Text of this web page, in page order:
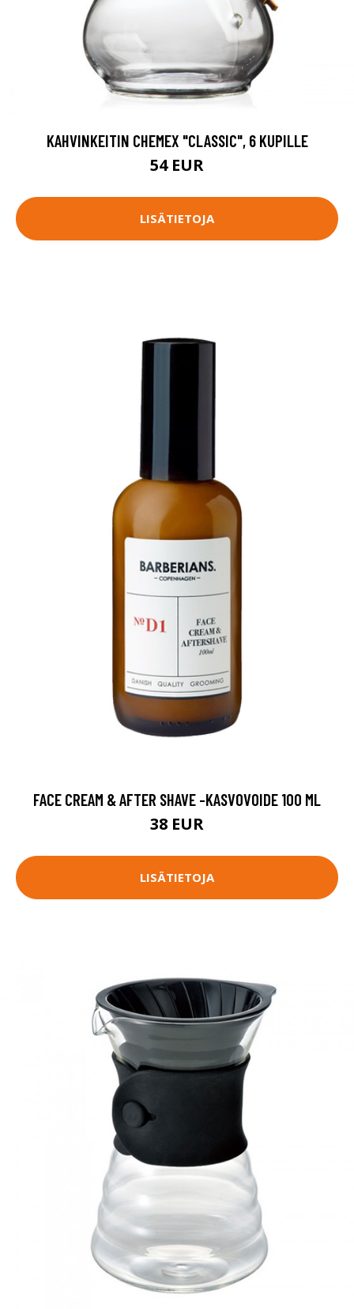
KAHVINKEITIN CHEMEX "CLASSIC", 6 KUPILLE
54 EUR
LISÄTIETOJA
FACE CREAM & AFTER SHAVE -KASVOVOIDE 100 ML
38 EUR
LISÄTIETOJA